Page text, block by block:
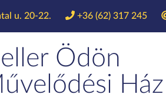
u. 20-22. +36 (62) 317 245
Ödön
Ház